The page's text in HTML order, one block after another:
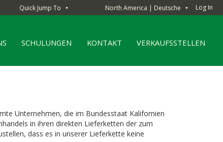
Quick Jump To ▼ North America | Deutsche ▼ Log In
SCHULUNGEN KONTAKT VERKAUFSSTELLEN
Unternehmen, die im Bundesstaat Kalifornien
in ihren direkten Lieferketten der zum
dass es in unserer Lieferkette keine